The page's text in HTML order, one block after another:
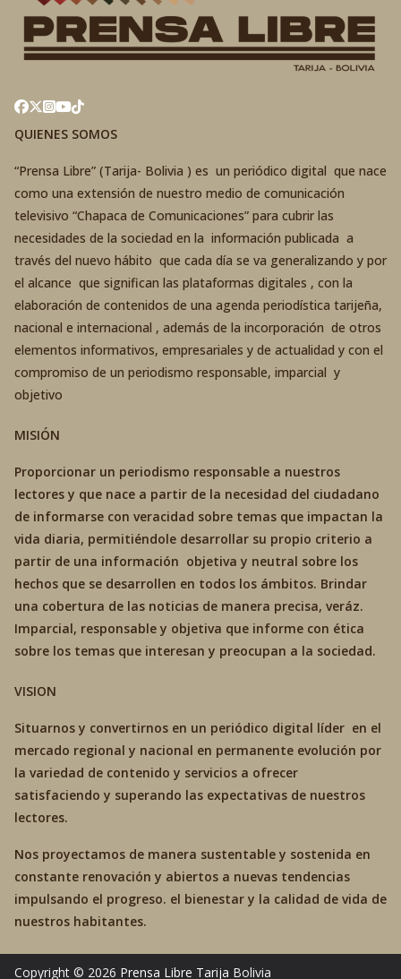
QUIENES SOMOS
“Prensa Libre” (Tarija- Bolivia ) es un periódico digital que nace
como una extensión de nuestro medio de comunicación
televisivo “Chapaca de Comunicaciones” para cubrir las
necesidades de la sociedad en la información publicada a
través del nuevo hábito que cada día se va generalizando y por
el alcance que significan las plataformas digitales , con la
elaboración de contenidos de una agenda periodística tarijeña,
nacional e internacional , además de la incorporación de otros
elementos informativos, empresariales y de actualidad y con el
compromiso de un periodismo responsable, imparcial y
objetivo
MISIÓN
Proporcionar un periodismo responsable a nuestros
lectores y que nace a partir de la necesidad del ciudadano
de informarse con veracidad sobre temas que impactan la
vida diaria, permitiéndole desarrollar su propio criterio a
partir de una información objetiva y neutral sobre los
hechos que se desarrollen en todos los ámbitos. Brindar
una cobertura de las noticias de manera precisa, veráz.
Imparcial, responsable y objetiva que informe con ética
sobre los temas que interesan y preocupan a la sociedad.
VISION
Situarnos y convertirnos en un periódico digital líder en el
mercado regional y nacional en permanente evolución por
la variedad de contenido y servicios a ofrecer
satisfaciendo y superando las expectativas de nuestros
lectores.
Nos proyectamos de manera sustentable y sostenida en
constante renovación y abiertos a nuevas tendencias
impulsando el progreso. el bienestar y la calidad de vida de
nuestros habitantes.
Copyright © 2026 Prensa Libre Tarija Bolivia